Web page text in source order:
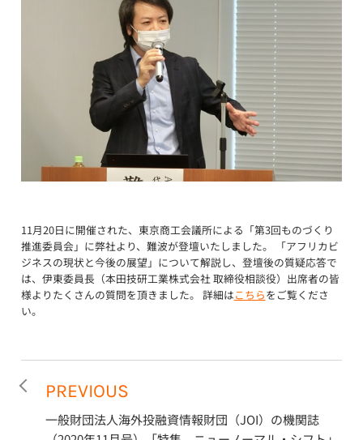
11月20日に開催された、東京商工会議所による「第3回ものづくり
推進委員会」に弊社より、難波が登壇いたしました。 「アフリカビ
ジネスの現状と今後の展望」について解説し、登壇後の質疑応答で
は、伊東委員長（本田技研工業株式会社 取締役相談役）出席者の皆
様よりたくさんの質問を頂きました。 詳細はこちらをご覧くださ
い。
PREVIOUS
一般財団法人海外投融資情報財団（JOI）の機関誌